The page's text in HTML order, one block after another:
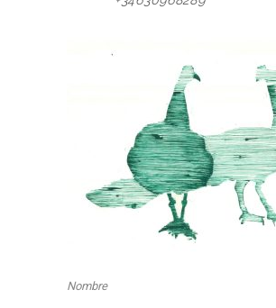
Nombre